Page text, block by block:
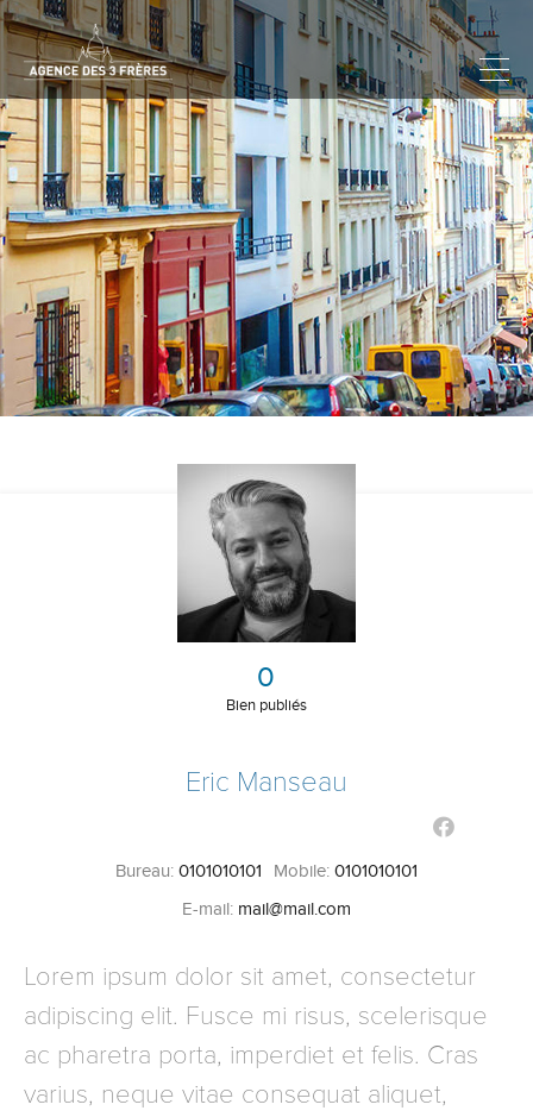
0
Bien publiés
Eric Manseau
Bureau: 0101010101 Mobile: 0101010101
E-mail: mail@mail.com
Lorem ipsum dolor sit amet, consectetur
adipiscing elit. Fusce mi risus, scelerisque
ac pharetra porta, imperdiet et felis. Cras
varius, neque vitae consequat aliquet,